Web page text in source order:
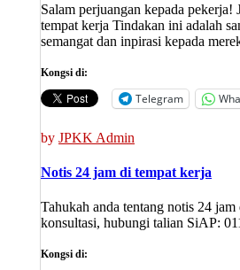
Salam perjuangan kepada
tempat kerja Tindakan ini adalah
semangat dan inpirasi kepada
Kongsi di:
Telegram
by JPKK Admin
Notis 24 jam di tempat kerja
Tahukah anda tentang notis 24
konsultasi, hubungi talian SiAP:
Kongsi di: